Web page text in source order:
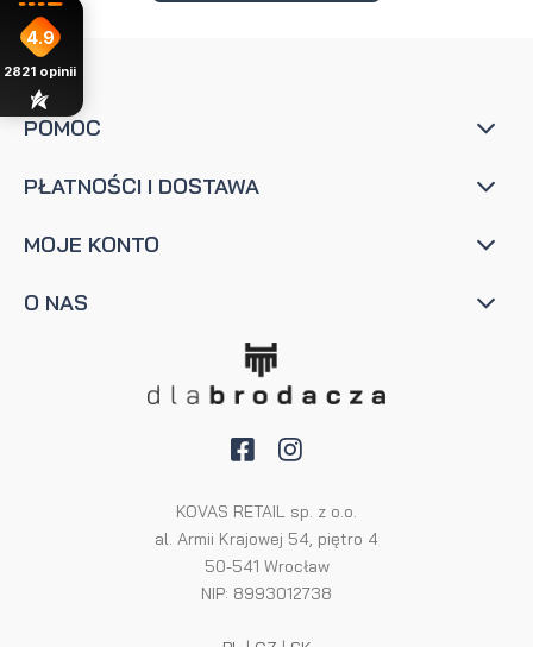
POMOC
PŁATNOŚCI I DOSTAWA
MOJE KONTO
O NAS
KOVAS RETAIL sp. z o.o.
al. Armii Krajowej 54, piętro 4
50-541 Wrocław
NIP: 8993012738
4.9
2821 opinii